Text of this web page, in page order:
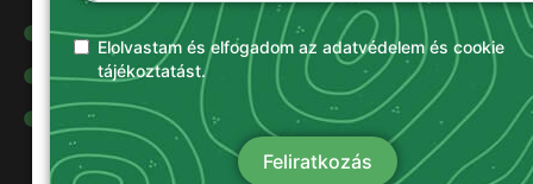
kenőanyagok
Damilok
Munkavédelmi
ruházat
Elolvastam és elfogadom az adatvédelem és cookie
tájékoztatást.
Feliratkozás